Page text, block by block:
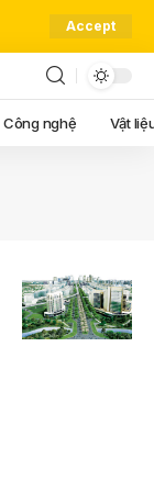
Accept
Công nghệ Vật